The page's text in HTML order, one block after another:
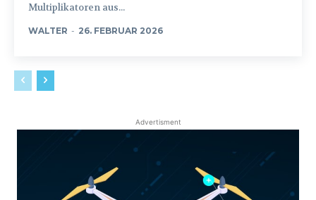
Multiplikatoren aus...
WALTER - 26. FEBRUAR 2026
Advertisment